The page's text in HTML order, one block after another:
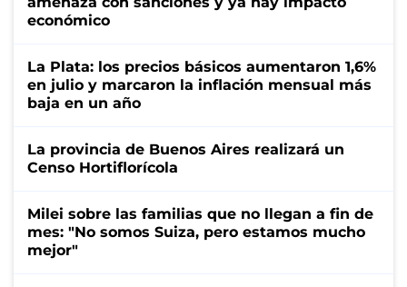
económico
La Plata: los precios básicos aumentaron 1,6%
en julio y marcaron la inflación mensual más
baja en un año
La provincia de Buenos Aires realizará un
Censo Hortiflorícola
Milei sobre las familias que no llegan a fin de
mes: "No somos Suiza, pero estamos mucho
mejor"